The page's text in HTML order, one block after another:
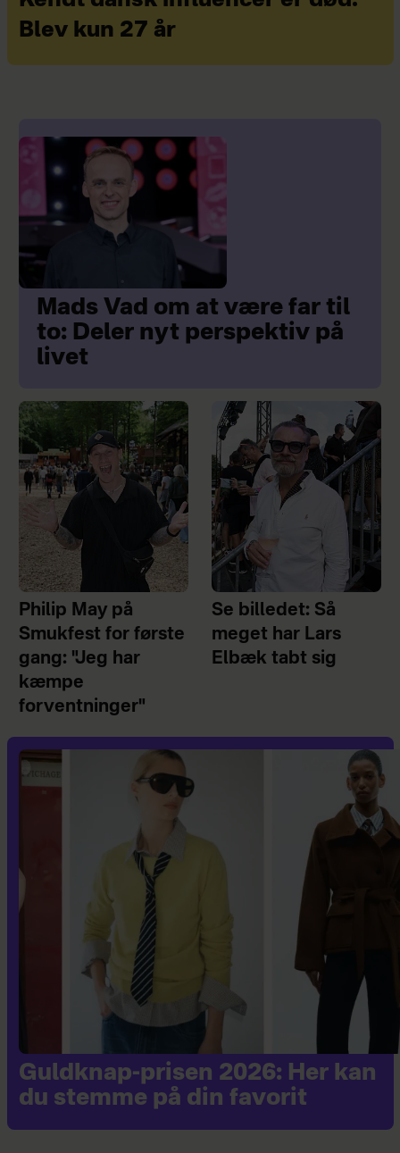
Blev kun 27 år
Mads Vad om at være far til
to: Deler nyt perspektiv på
livet
Philip May på
Smukfest for første
gang: "Jeg har
kæmpe
forventninger"
Se billedet: Så
meget har Lars
Elbæk tabt sig
Guldknap-prisen 2026: Her kan
du stemme på din favorit